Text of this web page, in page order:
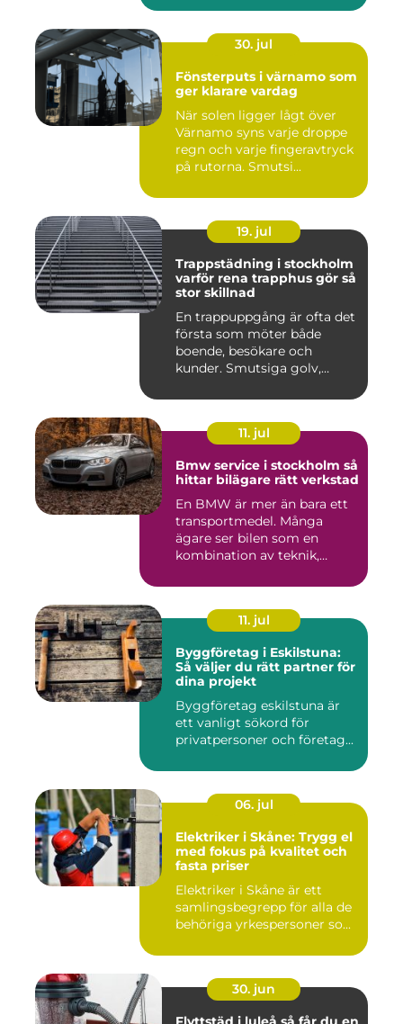
30. jul
Fönsterputs i värnamo som
ger klarare vardag
När solen ligger lågt över
Värnamo syns varje droppe
regn och varje fingeravtryck
på rutorna. Smutsi...
19. jul
Trappstädning i stockholm
varför rena trapphus gör så
stor skillnad
En trappuppgång är ofta det
första som möter både
boende, besökare och
kunder. Smutsiga golv,
11. jul
Bmw service i stockholm så
hittar bilägare rätt verkstad
En BMW är mer än bara ett
transportmedel. Många
ägare ser bilen som en
kombination av teknik,
11. jul
Byggföretag i Eskilstuna:
Så väljer du rätt partner för
dina projekt
Byggföretag eskilstuna är
ett vanligt sökord för
privatpersoner och företag...
06. jul
Elektriker i Skåne: Trygg el
med fokus på kvalitet och
fasta priser
Elektriker i Skåne är ett
samlingsbegrepp för alla de
behöriga yrkespersoner so...
30. jun